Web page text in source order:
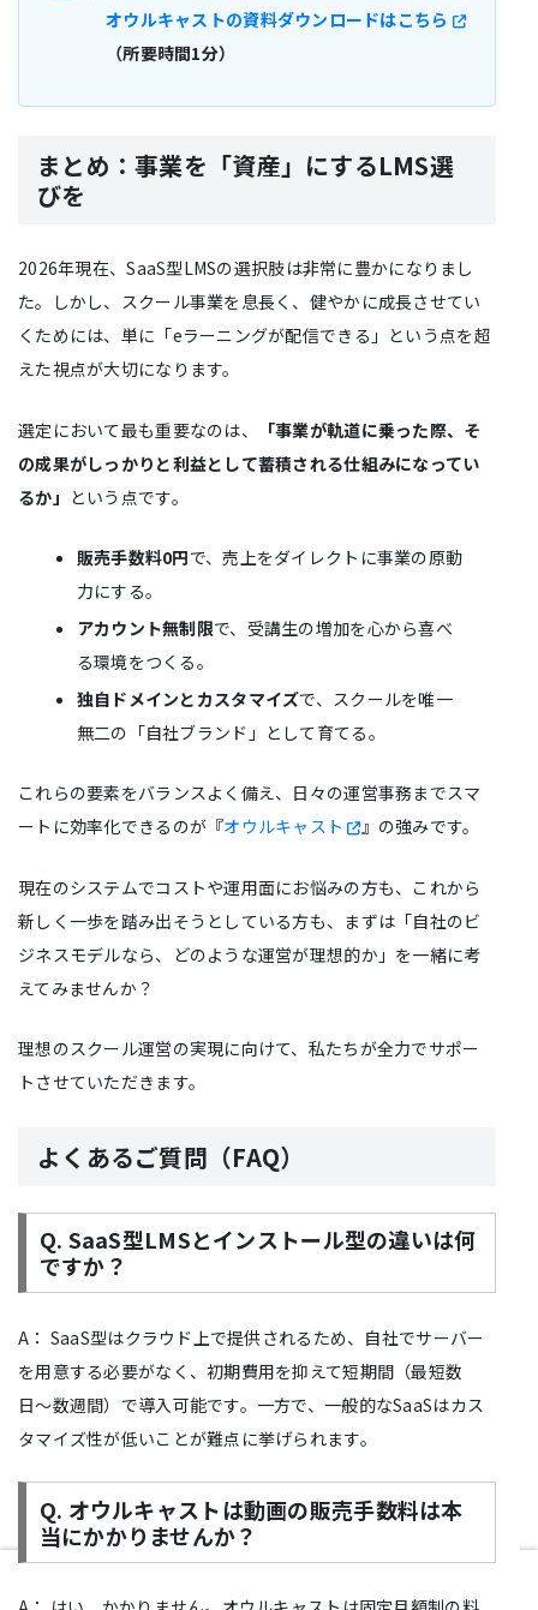
オウルキャストの資料ダウンロードはこちら
（所要時間1分）
まとめ：事業を「資産」にするLMS選
びを
2026年現在、SaaS型LMSの選択肢は非常に豊かになりまし
た。しかし、スクール事業を息長く、健やかに成長させてい
くためには、単に「eラーニングが配信できる」という点を超
えた視点が大切になります。
選定において最も重要なのは、
「事業が軌道に乗った際、そ
の成果がしっかりと利益として蓄積される仕組みになってい
るか」 という点です。
販売手数料0円で、売上をダイレクトに事業の原動
力にする。
アカウント無制限で、受講生の増加を心から喜べ
る環境をつくる。
独自ドメインとカスタマイズで、スクールを唯一
無二の「自社ブランド」として育てる。
これらの要素をバランスよく備え、日々の運営事務までスマ
ートに効率化できるのが『オウルキャスト 』の強みです。
現在のシステムでコストや運用面にお悩みの方も、これから
新しく一歩を踏み出そうとしている方も、まずは「自社のビ
ジネスモデルなら、どのような運営が理想的か」を一緒に考
えてみませんか？
理想のスクール運営の実現に向けて、私たちが全力でサポー
トさせていただきます。
よくあるご質問（FAQ）
Q. SaaS型LMSとインストール型の違いは何
ですか？
A： SaaS型はクラウド上で提供されるため、自社でサーバー
を用意する必要がなく、初期費用を抑えて短期間（最短数
日〜数週間）で導入可能です。一方で、一般的なSaaSはカス
タマイズ性が低いことが難点に挙げられます。
Q. オウルキャストは動画の販売手数料は本
当にかかりませんか？